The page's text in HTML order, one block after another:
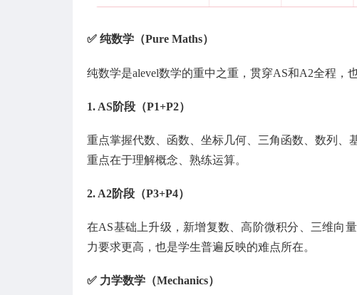
✅ 纯数学（Pure Maths）
纯数学是alevel数学的重中之重，贯穿AS和A2全程，
1. AS阶段（P1+P2）
重点掌握代数、函数、坐标几何、三角函数、数列、
重点在于理解概念、熟练运算。
2. A2阶段（P3+P4）
在AS基础上升级，新增复数、高阶微积分、三维向
力要求更高，也是学生普遍反映的难点所在。
✅ 力学数学（Mechanics）